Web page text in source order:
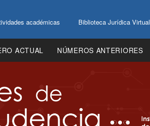
académicas Biblioteca Jurídica Virtual
ACTUAL NÚMEROS ANTERIORES